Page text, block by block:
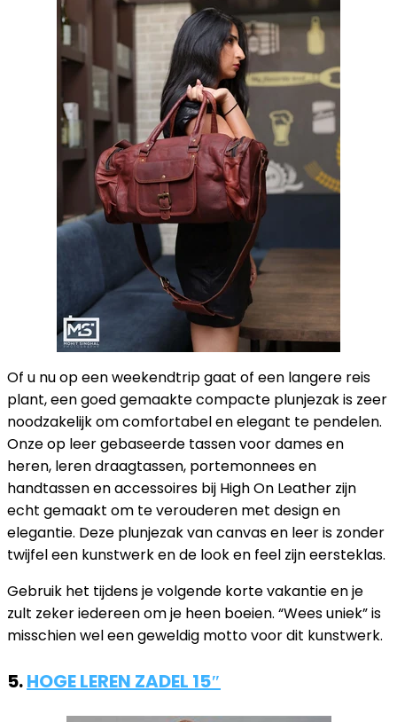
Of u nu op een weekendtrip gaat of een langere reis
plant, een goed gemaakte compacte plunjezak is zeer
noodzakelijk om comfortabel en elegant te pendelen.
Onze op leer gebaseerde tassen voor dames en
heren, leren draagtassen, portemonnees en
handtassen en accessoires bij High On Leather zijn
echt gemaakt om te verouderen met design en
elegantie. Deze plunjezak van canvas en leer is zonder
twijfel een kunstwerk en de look en feel zijn eersteklas.
Gebruik het tijdens je volgende korte vakantie en je
zult zeker iedereen om je heen boeien. “Wees uniek” is
misschien wel een geweldig motto voor dit kunstwerk.
5.HOGE LEREN ZADEL 15″